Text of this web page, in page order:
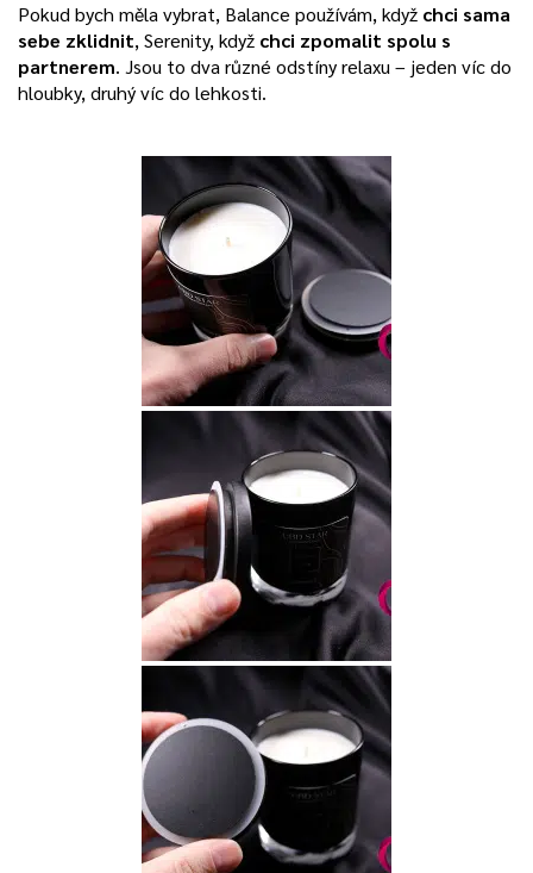
Pokud bych měla vybrat, Balance používám, když chci sama
sebe zklidnit, Serenity, když chci zpomalit spolu s
partnerem. Jsou to dva různé odstíny relaxu – jeden víc do
hloubky, druhý víc do lehkosti.